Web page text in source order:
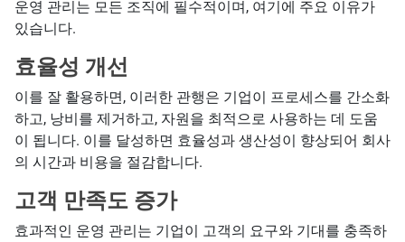
운영 관리는 모든 조직에 필수적이며, 여기에 주요 이유가
있습니다.
효율성 개선
이를 잘 활용하면, 이러한 관행은 기업이 프로세스를 간소화
하고, 낭비를 제거하고, 자원을 최적으로 사용하는 데 도움
이 됩니다. 이를 달성하면 효율성과 생산성이 향상되어 회사
의 시간과 비용을 절감합니다.
고객 만족도 증가
효과적인 운영 관리는 기업이 고객의 요구와 기대를 충족하